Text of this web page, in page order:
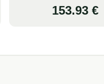
153.93€